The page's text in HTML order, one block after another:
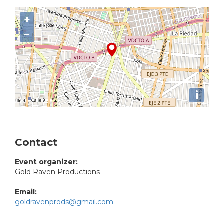
+
−
i
Contact
Event organizer:
Gold Raven Productions
Email:
goldravenprods@gmail.com